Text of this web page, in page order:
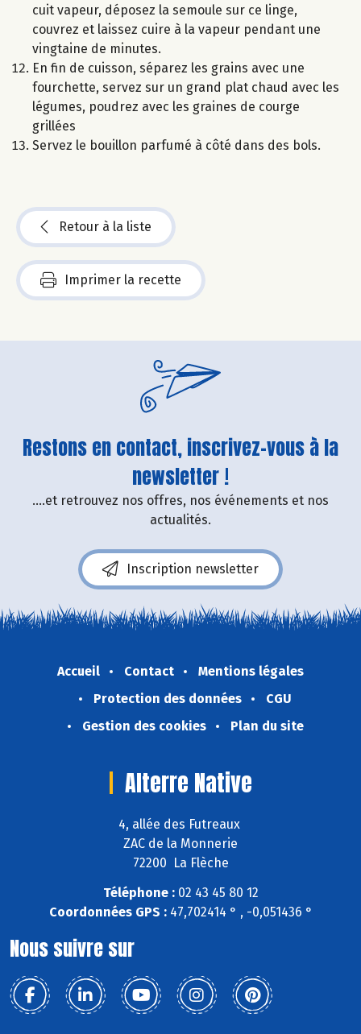
cuit vapeur, déposez la semoule sur ce linge,
couvrez et laissez cuire à la vapeur pendant une
vingtaine de minutes.
En fin de cuisson, séparez les grains avec une
fourchette, servez sur un grand plat chaud avec les
légumes, poudrez avec les graines de courge
grillées
Servez le bouillon parfumé à côté dans des bols.
Retour à la liste
Imprimer la recette
Restons en contact, inscrivez-vous à la
newsletter !
....et retrouvez nos offres, nos événements et nos
actualités.
Inscription newsletter
Accueil Contact
Mentions légales
Protection des données
CGU
Gestion des cookies
Plan du site
Alterre Native
4, allée des Futreaux
ZAC de la Monnerie
72200 La Flèche
Téléphone :02 43 45 80 12
Coordonnées GPS :47,702414 ° , -0,051436 °
Nous suivre sur